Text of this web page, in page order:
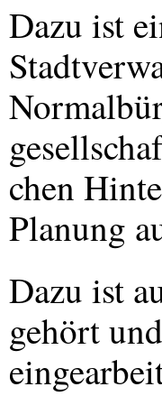
Dazu ist
chen
Planung
Dazu ist
gehört